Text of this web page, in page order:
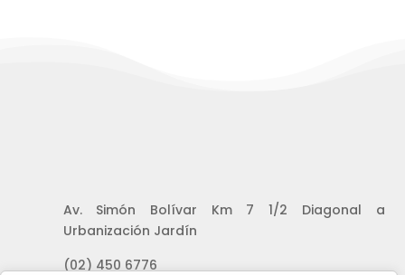
Av. Simón Bolívar Km 7 1/2 Diagonal a
Urbanización Jardín
(02) 450 6776